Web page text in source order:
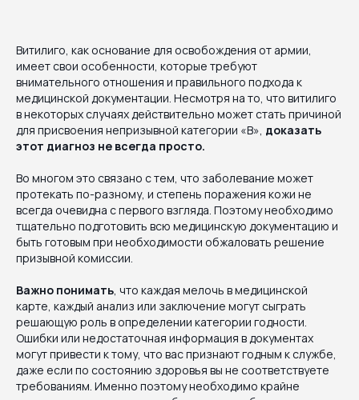
Витилиго, как основание для освобождения от армии,
имеет свои особенности, которые требуют
внимательного отношения и правильного подхода к
медицинской документации. Несмотря на то, что витилиго
в некоторых случаях действительно может стать причиной
для присвоения непризывной категории «В», доказать
этот диагноз не всегда просто.
Во многом это связано с тем, что заболевание может
протекать по-разному, и степень поражения кожи не
всегда очевидна с первого взгляда. Поэтому необходимо
тщательно подготовить всю медицинскую документацию и
быть готовым при необходимости обжаловать решение
призывной комиссии.
Важно понимать , что каждая мелочь в медицинской
карте, каждый анализ или заключение могут сыграть
решающую роль в определении категории годности.
Ошибки или недостаточная информация в документах
могут привести к тому, что вас признают годным к службе,
даже если по состоянию здоровья вы не соответствуете
требованиям. Именно поэтому необходимо крайне